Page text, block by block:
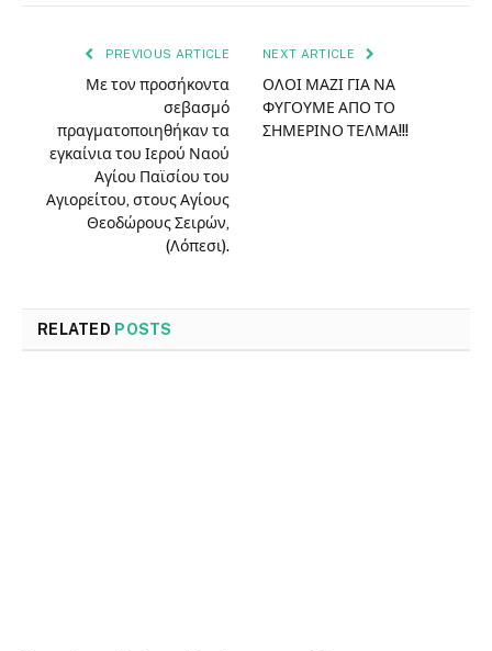
PREVIOUS ARTICLE
Με τον προσήκοντα
σεβασμό
πραγματοποιηθήκαν τα
εγκαίνια του Ιερού Ναού
Αγίου Παϊσίου του
Αγιορείτου, στους Αγίους
Θεοδώρους Σειρών,
(Λόπεσι).
NEXT ARTICLE
ΟΛΟΙ ΜΑΖΙ ΓΙΑ ΝΑ
ΦΥΓΟΥΜΕ ΑΠΟ ΤΟ
ΣΗΜΕΡΙΝΟ ΤΕΛΜΑ!!!
RELATED POSTS